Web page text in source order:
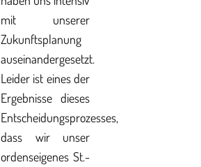
mit unserer
Zukunftsplanung
auseinandergesetzt.
Leider ist eines der
Ergebnisse dieses
Entscheidungsprozesses,
dass wir unser
ordenseigenes St.-